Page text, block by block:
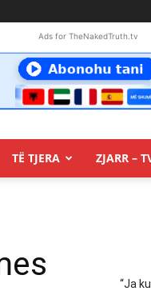
Ads for TheNakedTruth.tv
TË TJERA ZJARR –
“Ja